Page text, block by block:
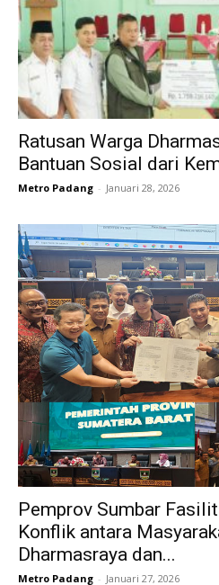
Ratusan Warga
Bantuan Sosial dari
Metro Padang - Januari 28, 2026
Pemprov Sumbar
Konflik antara
Dharmasraya dan...
Metro Padang - Januari 27, 2026